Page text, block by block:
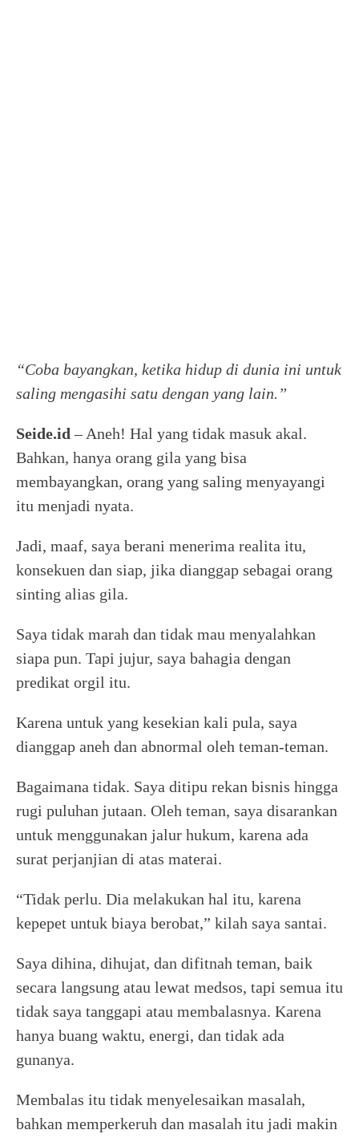
“Coba bayangkan, ketika hidup di dunia ini untuk
saling mengasihi satu dengan yang lain.”
Seide.id – Aneh! Hal yang tidak masuk akal.
Bahkan, hanya orang gila yang bisa
membayangkan, orang yang saling menyayangi
itu menjadi nyata.
Jadi, maaf, saya berani menerima realita itu,
konsekuen dan siap, jika dianggap sebagai orang
sinting alias gila.
Saya tidak marah dan tidak mau menyalahkan
siapa pun. Tapi jujur, saya bahagia dengan
predikat orgil itu.
Karena untuk yang kesekian kali pula, saya
dianggap aneh dan abnormal oleh teman-teman.
Bagaimana tidak. Saya ditipu rekan bisnis hingga
rugi puluhan jutaan. Oleh teman, saya disarankan
untuk menggunakan jalur hukum, karena ada
surat perjanjian di atas materai.
“Tidak perlu. Dia melakukan hal itu, karena
kepepet untuk biaya berobat,” kilah saya santai.
Saya dihina, dihujat, dan difitnah teman, baik
secara langsung atau lewat medsos, tapi semua itu
tidak saya tanggapi atau membalasnya. Karena
hanya buang waktu, energi, dan tidak ada
gunanya.
Membalas itu tidak menyelesaikan masalah,
bahkan memperkeruh dan masalah itu jadi makin